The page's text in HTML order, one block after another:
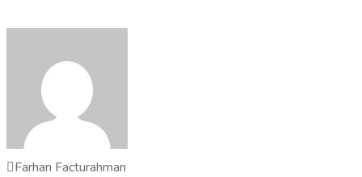
Farhan Facturahman